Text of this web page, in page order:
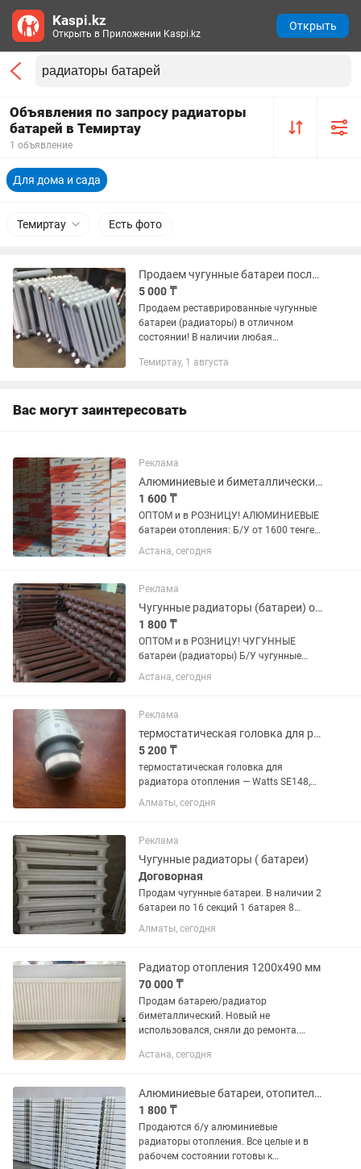
Объявления по запросу радиаторы
батарей в Темиртау
1 объявление
Для дома и сада
Темиртау Есть фото
Продаем чугунные батареи после реставрации
5 000 ₸
Продаем реставрированные чугунные
батареи (радиаторы) в отличном
состоянии! В наличии любая
российских прокладок, промытые и
Темиртау, 1 августа
Вас могут заинтересовать
Реклама
Алюминиевые и биметаллические радиаторы (батареи) отопления
1 600 ₸
ОПТОМ и в РОЗНИЦУ! АЛЮМИНИЕВЫЕ
батареи отопления: Б/У от 1600 тенге
за секцию! НОВЫЕ от 2300 тенге за
секцию! БИМЕТАЛЛИЧЕСКИЕ батареи
секцию! НОВЫЕ от 2500 тенге...
Астана, сегодня
Реклама
Чугунные радиаторы (батареи) отопления
1 800 ₸
ОПТОМ и в РОЗНИЦУ! ЧУГУННЫЕ
батареи (радиаторы) Б/У чугунные
радиаторы от 1800 тенге за секцию!
ОТРЕСТАВРИРОВАННЫЕ чугунные
загрунтованные) от 2200 тенге за...
Астана, сегодня
Реклама
термостатическая головка для радиатора отопления Watts Industries SE148,
5 200 ₸
термостатическая головка для
радиатора отопления — Watts SE148,
артикул на коробке 12.10.001 /
10001583. Она ставится на
клапан и автоматически перекрывает/
открывает...
Алматы, сегодня
Реклама
Чугунные радиаторы ( батареи)
Договорная
Продам чугунные батареи. В наличии 2
батареи по 16 секций 1 батарея 8
секций.
Алматы, сегодня
Радиатор отопления 1200x490 мм
70 000 ₸
Продам батарею/радиатор
биметаллический. Новый не
использовался, сняли до ремонта.
до 30 кв.м. В комплекте крепления и
Такой...
Астана, сегодня
Алюминиевые батареи, отопительные радиаторы
1 800 ₸
Продаются б/у алюминиевые
радиаторы отопления. Все целые и в
рабочем состоянии готовы к
Kaspi.kz
Открыть в Приложении Kaspi.kz
Открыть